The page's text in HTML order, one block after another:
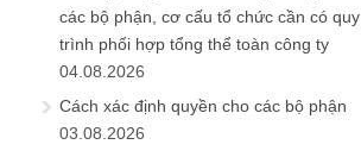
các bộ phận, cơ cấu tổ chức cần có quy
trình phối hợp tổng thể toàn công ty
04.08.2026
Cách xác định quyền cho các bộ phận
03.08.2026